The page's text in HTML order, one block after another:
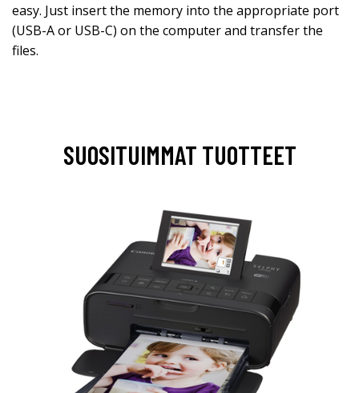
easy. Just insert the memory into the appropriate port
(USB-A or USB-C) on the computer and transfer the
files.
SUOSITUIMMAT TUOTTEET